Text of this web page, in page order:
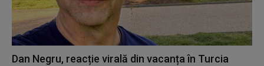
Dan Negru, reacție virală din vacanța în Turcia